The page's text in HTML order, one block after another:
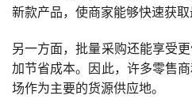
新款产品，使商家能够快速获取
另一方面，批量采购还能享受
加节省成本。因此，许多零售
场作为主要的货源供应地。